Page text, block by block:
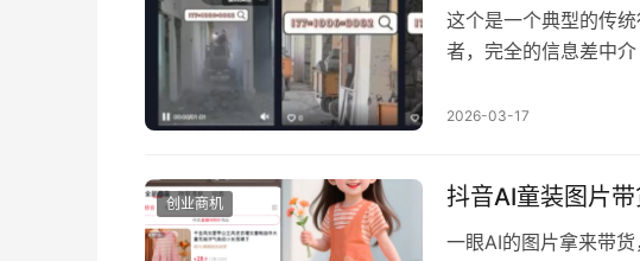
这个是一个典型的传
者，完全的信息差中
或者其他平台采集一
2026-03-17
创业商机 抖音AI童装图片
一眼AI的图片拿来带